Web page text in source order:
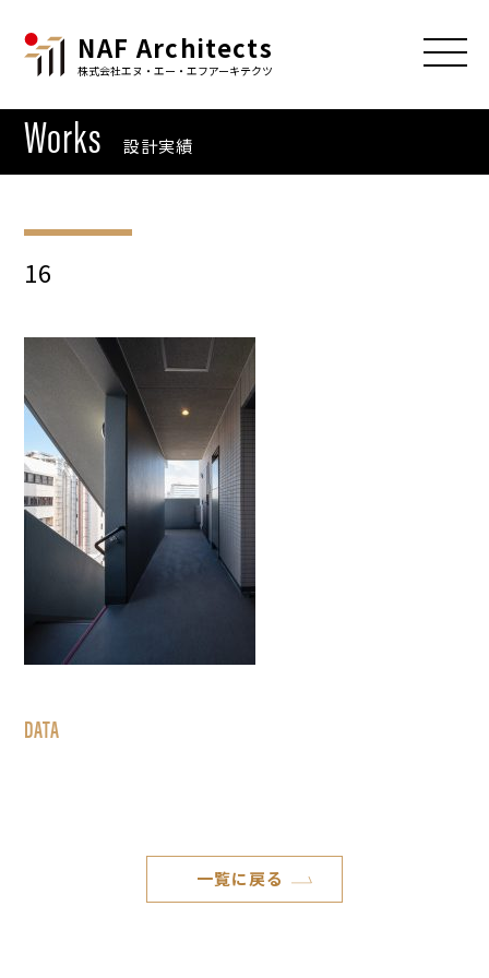
NAF Architects
株式会社エヌ・エー・エフアーキテクツ
Works 設計実績
16
DATA
一覧に戻る